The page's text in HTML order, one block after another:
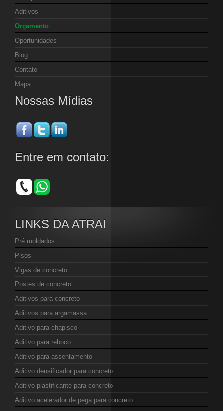
Aditivos
Orçamento
Oportunidades
Blog
Contato
Mapa
Nossas Mídias
Entre em contato:
LINKS DA ATRAI
Pré moldados
Pisos
Vigas de concreto
Postes de concreto
Aditivos para concreto
Aditivos para argamassa
Aditivo para chapisco
Aditivo para reboco
Aditivo para assentamento
Aditivo densificador para concreto
Aditivo plastificante para concreto
Aditivo acelerador de pega para concreto